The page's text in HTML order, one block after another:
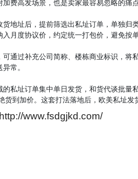
费高发场景，也是卖家最容易忽略的痛点
址后，提前筛选出私址订单，单独归
月度协议价，约定统一打包价，避免按单
过补充公司简称、楼栋商业标识，将
常。
址订单集中单日发货，和货代谈批量
到加价。这套打法落地后，欧美私址发
www.fsdgjkd.com/